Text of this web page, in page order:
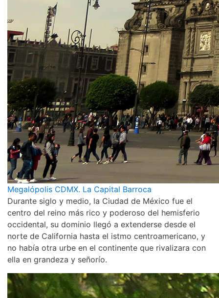
Megalópolis CDMX. La Capital Barroca
Durante siglo y medio, la Ciudad de México fue el
centro del reino más rico y poderoso del hemisferio
occidental, su dominio llegó a extenderse desde el
norte de California hasta el istmo centroamericano, y
no había otra urbe en el continente que rivalizara con
ella en grandeza y señorío.